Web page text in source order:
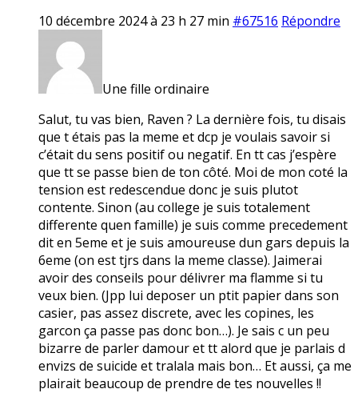
10 décembre 2024 à 23 h 27 min #67516 Répondre
Une fille ordinaire
Salut, tu vas bien, Raven ? La dernière fois, tu disais
que t étais pas la meme et dcp je voulais savoir si
c’était du sens positif ou negatif. En tt cas j’espère
que tt se passe bien de ton côté. Moi de mon coté la
tension est redescendue donc je suis plutot
contente. Sinon (au college je suis totalement
differente quen famille) je suis comme precedement
dit en 5eme et je suis amoureuse dun gars depuis la
6eme (on est tjrs dans la meme classe). Jaimerai
avoir des conseils pour délivrer ma flamme si tu
veux bien. (Jpp lui deposer un ptit papier dans son
casier, pas assez discrete, avec les copines, les
garcon ça passe pas donc bon…). Je sais c un peu
bizarre de parler damour et tt alord que je parlais d
envizs de suicide et tralala mais bon… Et aussi, ça me
plairait beaucoup de prendre de tes nouvelles !!